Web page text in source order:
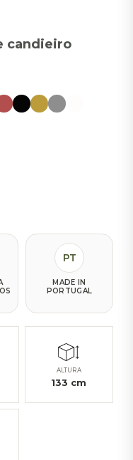
candieiro
PT
MADE IN
PORTUGAL
ALTURA
133 cm